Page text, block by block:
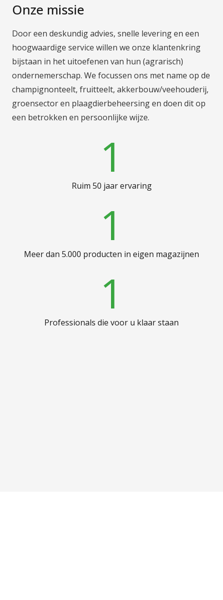
1
Ruim 50 jaar ervaring
1
Meer dan 5.000 producten in eigen magazijnen
1
Professionals die voor u klaar staan
Onze missie
Door een deskundig advies, snelle levering en een
hoogwaardige service willen we onze klantenkring
bijstaan in het uitoefenen van hun (agrarisch)
ondernemerschap. We focussen ons met name op de
champignonteelt, fruitteelt, akkerbouw/veehouderij,
groensector en plaagdierbeheersing en doen dit op
een betrokken en persoonlijke wijze.